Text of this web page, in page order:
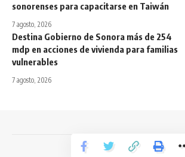
sonorenses para capacitarse en Taiwán
7 agosto, 2026
Destina Gobierno de Sonora más de 254
mdp en acciones de vivienda para familias
vulnerables
7 agosto, 2026
Todos los derechos reservados